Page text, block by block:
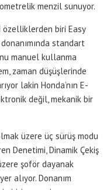
menzil sunuyor.
özelliklerden biri Easy
standart
manuel kullanma
zaman düşüşlerinde
lakin Honda’nın E-
değil, mekanik bir
üzere üç sürüş modu
Denetimi, Dinamik Çekiş
şoför dayanak
alıyor. Donanım